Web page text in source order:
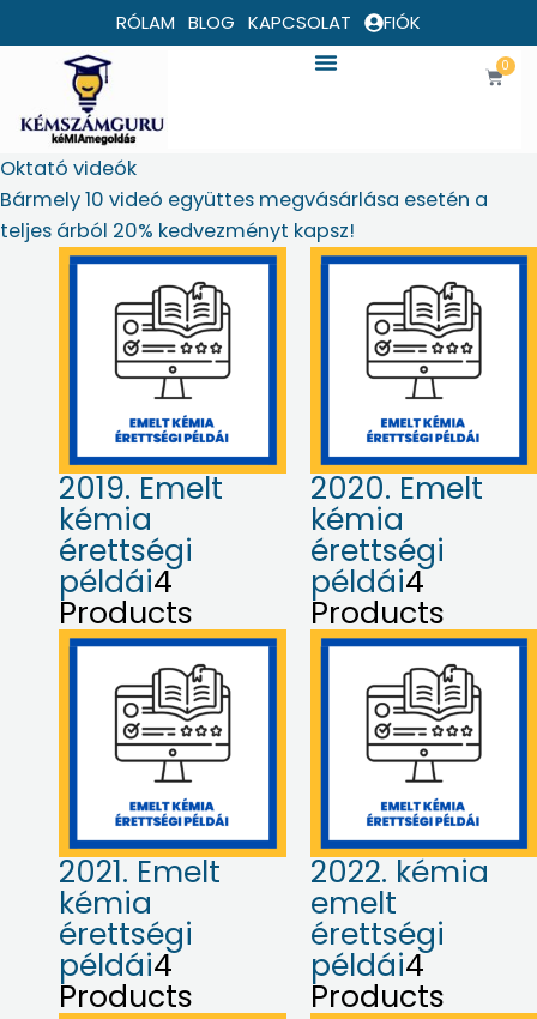
to
content
RÓLAM BLOG KAPCSOLAT FIÓK
0
Kosár
Oktató videók
Bármely 10 videó együttes megvásárlása esetén a
teljes árból 20% kedvezményt kapsz!
2019. Emelt
kémia
érettségi
példái4
Products
2020. Emelt
kémia
érettségi
példái4
Products
2021. Emelt
kémia
érettségi
példái4
Products
2022. kémia
emelt
érettségi
példái4
Products